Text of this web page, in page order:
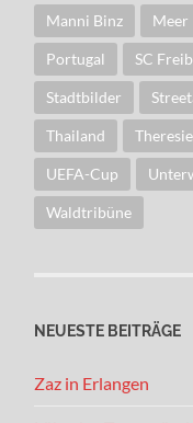
Manni Binz Meer
Portugal SC
Stadtbilder
Thailand
UEFA-Cup
Waldtribüne
NEUESTE BEITRÄGE
Zaz in Erlangen